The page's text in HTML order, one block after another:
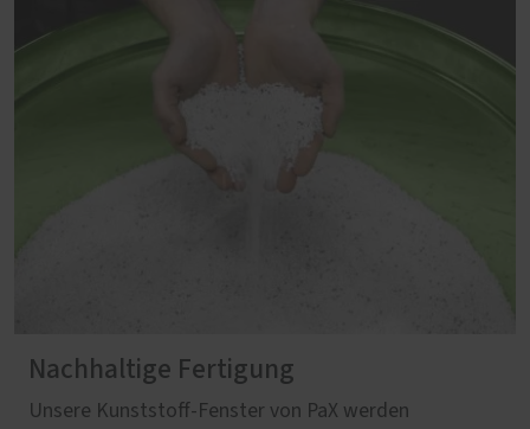
Nachhaltige Fertigung
Unsere Kunststoff-Fenster von PaX werden